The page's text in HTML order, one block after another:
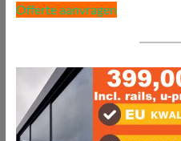
Offerte aanvragen